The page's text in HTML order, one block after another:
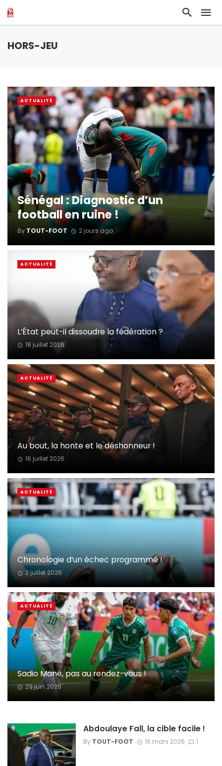
HORS-JEU
Sénégal : Diagnostic d’un
football en ruine !
By TOUT-FOOT 2 jours ago
ACTUALITÉ
L’État peut-il dissoudre la fédération ?
18 juillet 2026
ACTUALITÉ
Au bout, la honte et le déshonneur !
16 juillet 2026
ACTUALITÉ
Chronologie d’un échec programmé !
2 juillet 2026
ACTUALITÉ
Sadio Mané, pas au rendez-vous !
29 juin 2026
ACTUALITÉ
Abdoulaye Fall, la cible facile !
By TOUT-FOOT 16 mars 2026 1